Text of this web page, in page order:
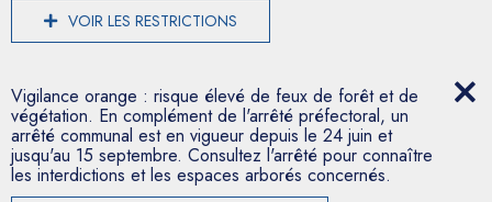
VOIR LES RESTRICTIONS
Vigilance orange : risque élevé de feux de forêt et de
végétation. En complément de l'arrêté préfectoral, un
arrêté communal est en vigueur depuis le 24 juin et
jusqu'au 15 septembre. Consultez l'arrêté pour connaître
les interdictions et les espaces arborés concernés.